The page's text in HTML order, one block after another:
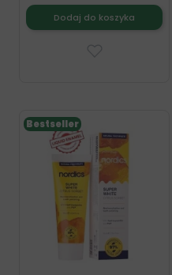
Dodaj do koszyka
Bestseller